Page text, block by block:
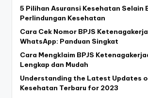
5 Pilihan Asuransi Kesehatan Selain
Perlindungan Kesehatan
Cara Cek Nomor BPJS
WhatsApp: Panduan Singkat
Cara Mengklaim BPJS
Lengkap dan Mudah
Understanding the Latest Updates
Kesehatan Terbaru for 2023